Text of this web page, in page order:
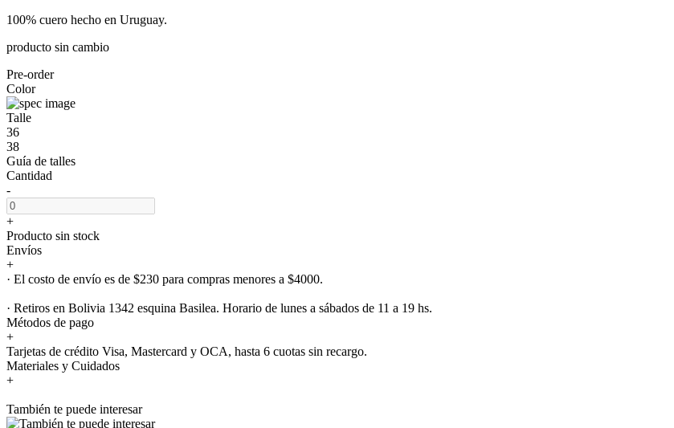
100% cuero hecho en Uruguay.
producto sin cambio
Pre-order
Color
Talle
36
38
Guía de talles
Cantidad
-
+
Producto sin stock
Envíos
+
· El costo de envío es de $230 para compras menores a $4000.
· Retiros en Bolivia 1342 esquina Basilea. Horario de lunes a sábados de 11 a 19 hs.
Métodos de pago
+
Tarjetas de crédito Visa, Mastercard y OCA, hasta 6 cuotas sin recargo.
Materiales y Cuidados
+
También te puede interesar